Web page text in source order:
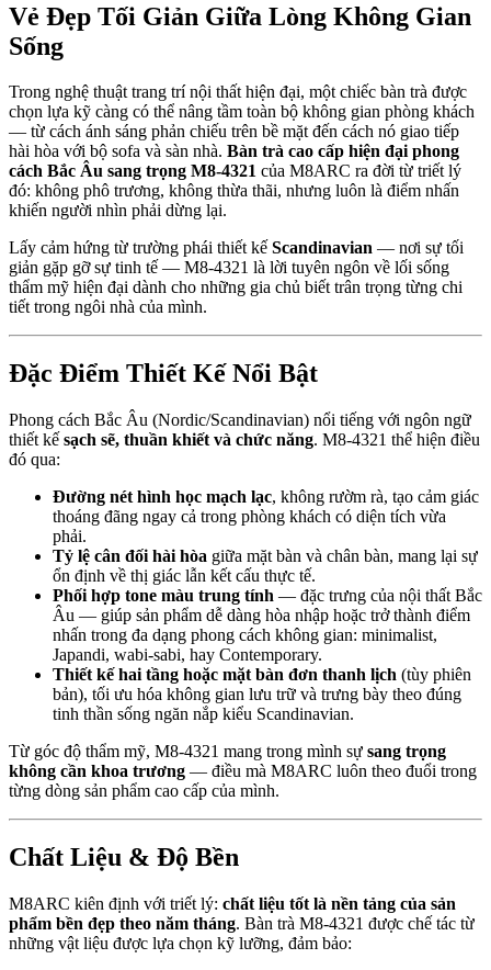
Vẻ Đẹp Tối Giản Giữa Lòng Không Gian
Sống
Trong nghệ thuật trang trí nội thất hiện đại, một chiếc bàn trà được
chọn lựa kỹ càng có thể nâng tầm toàn bộ không gian phòng khách
— từ cách ánh sáng phản chiếu trên bề mặt đến cách nó giao tiếp
hài hòa với bộ sofa và sàn nhà. Bàn trà cao cấp hiện đại phong
cách Bắc Âu sang trọng M8-4321 của M8ARC ra đời từ triết lý
đó: không phô trương, không thừa thãi, nhưng luôn là điểm nhấn
khiến người nhìn phải dừng lại.
Lấy cảm hứng từ trường phái thiết kế Scandinavian — nơi sự tối
giản gặp gỡ sự tinh tế — M8-4321 là lời tuyên ngôn về lối sống
thẩm mỹ hiện đại dành cho những gia chủ biết trân trọng từng chi
tiết trong ngôi nhà của mình.
Đặc Điểm Thiết Kế Nổi Bật
Phong cách Bắc Âu (Nordic/Scandinavian) nổi tiếng với ngôn ngữ
thiết kế sạch sẽ, thuần khiết và chức năng. M8-4321 thể hiện điều
đó qua:
Đường nét hình học mạch lạc, không rườm rà, tạo cảm giác
thoáng đãng ngay cả trong phòng khách có diện tích vừa
phải.
Tỷ lệ cân đối hài hòa giữa mặt bàn và chân bàn, mang lại sự
ổn định về thị giác lẫn kết cấu thực tế.
Phối hợp tone màu trung tính — đặc trưng của nội thất Bắc
Âu — giúp sản phẩm dễ dàng hòa nhập hoặc trở thành điểm
nhấn trong đa dạng phong cách không gian: minimalist,
Japandi, wabi-sabi, hay Contemporary.
Thiết kế hai tầng hoặc mặt bàn đơn thanh lịch (tùy phiên
bản), tối ưu hóa không gian lưu trữ và trưng bày theo đúng
tinh thần sống ngăn nắp kiểu Scandinavian.
Từ góc độ thẩm mỹ, M8-4321 mang trong mình sự sang trọng
không cần khoa trương — điều mà M8ARC luôn theo đuổi trong
từng dòng sản phẩm cao cấp của mình.
Chất Liệu & Độ Bền
M8ARC kiên định với triết lý: chất liệu tốt là nền tảng của sản
phẩm bền đẹp theo năm tháng. Bàn trà M8-4321 được chế tác từ
những vật liệu được lựa chọn kỹ lưỡng, đảm bảo: